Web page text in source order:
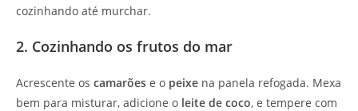
cozinhando até murchar.
2. Cozinhando os frutos do mar
Acrescente os camarões e o peixe na panela refogada. Mexa
bem para misturar, adicione o leite de coco, e tempere com